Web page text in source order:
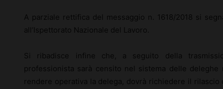
A parziale rettifica del messaggio n. 1618/2018 si
all’Ispettorato Nazionale del Lavoro.
Si ribadisce infine che, a seguito della
professionista sarà censito nel sistema delle
rendere operativa la delega, dovrà richiedere il